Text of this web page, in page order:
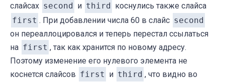
слайсах second и third коснулись также слайса
first . При добавлении числа 60 в слайс second
он переаллоцировался и теперь перестал ссылаться
на first , так как хранится по новому адресу.
Поэтому изменение его нулевого элемента не
коснется слайсов first и third , что видно во